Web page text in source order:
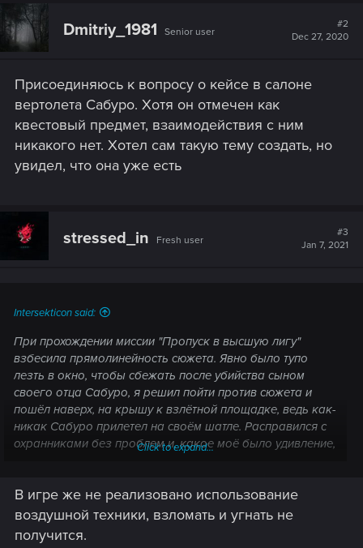
c
t
i
o
:
Dmitriy_1981 Senior user
#2
Dec 27, 2020
Присоединяюсь к вопросу о кейсе в салоне
вертолета Сабуро. Хотя он отмечен как
квестовый предмет, взаимодействия с ним
никакого нет. Хотел сам такую тему создать, но
увидел, что она уже есть
stressed_in Fresh user
#3
Jan 7, 2021
Intersekticon said:
При прохождении миссии "Пропуск в высшую лигу"
взбесила прямолинейность сюжета. Явно было тупо
лезть в окно, чтобы сбежать после убийства сыном
своего отца Сабуро, я решил пойти против сюжета и
пошёл наверх, на крышу к взлётной площадке, ведь как-
никак Сабуро прилетел на своём шатле. Расправился с
охранниками без проблем и, какое моё было удивление,
взломать этот шатл...!! т.е. Ти Баг смогла без проблем
нам прописать левые личности, а мы не смогли
Click to expand...
В игре же не реализовано использование
воздушной техники, взломать и угнать не
получится.